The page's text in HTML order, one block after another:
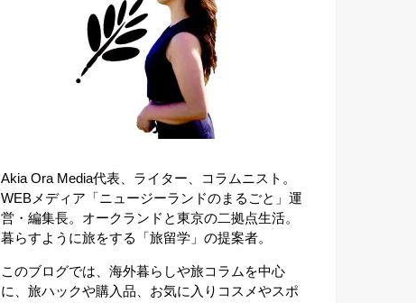
Akia Ora Media代表、ライター、コラムニスト。
WEBメディア「ニュージーランドのまるごと」運
営・編集長。オークランドと東京の二拠点生活。
暮らすように旅をする「旅留学」の提案者。
このブログでは、海外暮らしや旅コラムを中心
に、旅ハックや購入品、お気に入りコスメやスポ